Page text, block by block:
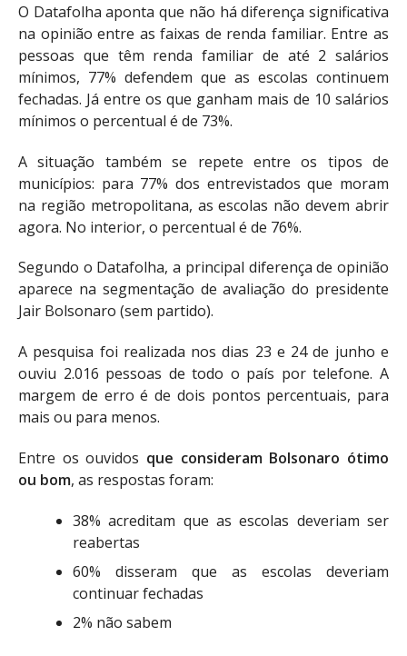
O Datafolha aponta que não há diferença significativa
na opinião entre as faixas de renda familiar. Entre as
pessoas que têm renda familiar de até 2 salários
mínimos, 77% defendem que as escolas continuem
fechadas. Já entre os que ganham mais de 10 salários
mínimos o percentual é de 73%.
A situação também se repete entre os tipos de
municípios: para 77% dos entrevistados que moram
na região metropolitana, as escolas não devem abrir
agora. No interior, o percentual é de 76%.
Segundo o Datafolha, a principal diferença de opinião
aparece na segmentação de avaliação do presidente
Jair Bolsonaro (sem partido).
A pesquisa foi realizada nos dias 23 e 24 de junho e
ouviu 2.016 pessoas de todo o país por telefone. A
margem de erro é de dois pontos percentuais, para
mais ou para menos.
Entre os ouvidos que consideram Bolsonaro ótimo
ou bom, as respostas foram:
38% acreditam que as escolas deveriam ser
reabertas
60% disseram que as escolas deveriam
continuar fechadas
2% não sabem